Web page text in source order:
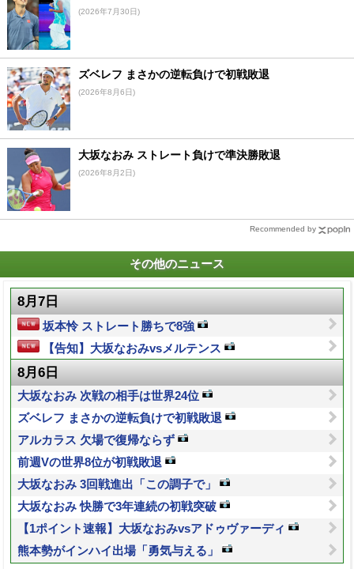
(2026年7月30日)
ズベレフ まさかの逆転負けで初戦敗退
(2026年8月6日)
大坂なおみ ストレート負けで準決勝敗退
(2026年8月2日)
Recommended by
その他のニュース
8月7日
坂本怜 ストレート勝ちで8強
【告知】大坂なおみvsメルテンス
8月6日
大坂なおみ 次戦の相手は世界24位
ズベレフ まさかの逆転負けで初戦敗退
アルカラス 欠場で復帰ならず
前週Vの世界8位が初戦敗退
大坂なおみ 3回戦進出「この調子で」
大坂なおみ 快勝で3年連続の初戦突破
【1ポイント速報】大坂なおみvsアドゥヴァーディ
熊本勢がインハイ出場「勇気与える」